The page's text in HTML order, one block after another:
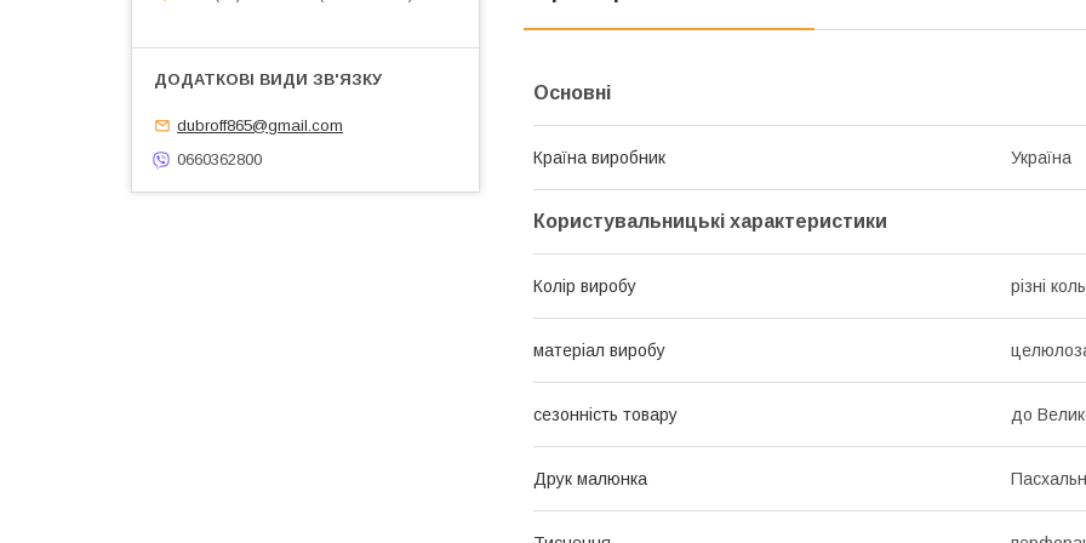
Основні
Країна виробник Україна
Користувальницькі характеристики
Колір виробу різні
матеріал виробу
сезонність товару до
Друк малюнка
dubroff865@gmail.com
0660362800